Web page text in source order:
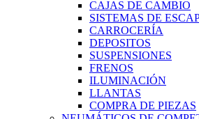
CAJAS DE CAMBIO
SISTEMAS DE
CARROCERÍA
DEPOSITOS
SUSPENSIONES
FRENOS
ILUMINACIÓN
LLANTAS
COMPRA DE PIEZAS